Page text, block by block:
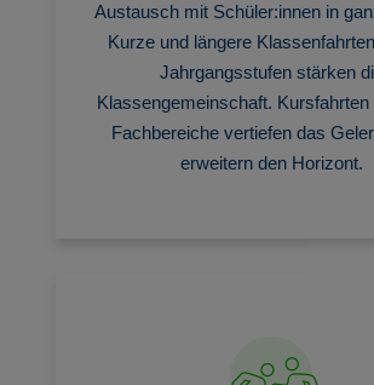
Austausch mit Schüler:innen in
Kurze und längere
Jahrgangsstufen stärken
Klassengemeinschaft. Kursfahrten
Fachbereiche vertiefen das
erweitern den Horizont.